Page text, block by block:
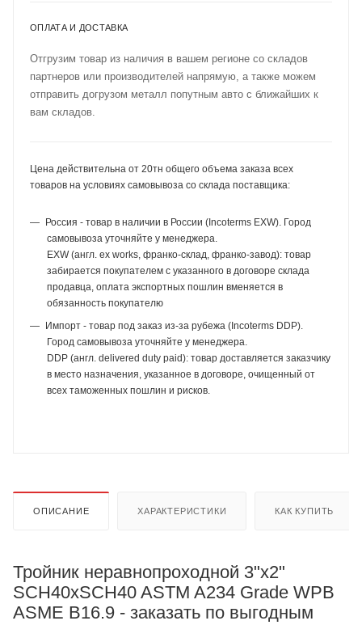
ОПЛАТА И ДОСТАВКА
Отгрузим товар из наличия в вашем регионе со складов
партнеров или производителей напрямую, а также можем
отправить догрузом металл попутным авто с ближайших к
вам складов.
Цена действительна от 20тн общего объема заказа всех
товаров на условиях самовывоза со склада поставщика:
Россия - товар в наличии в России (Incoterms EXW). Город
самовывоза уточняйте у менеджера.
EXW (англ. ex works, франко-склад, франко-завод): товар
забирается покупателем с указанного в договоре склада
продавца, оплата экспортных пошлин вменяется в
обязанность покупателю
Импорт - товар под заказ из-за рубежа (Incoterms DDP).
Город самовывоза уточняйте у менеджера.
DDP (англ. delivered duty paid): товар доставляется заказчику
в место назначения, указанное в договоре, очищенный от
всех таможенных пошлин и рисков.
ОПИСАНИЕ ХАРАКТЕРИСТИКИ КАК КУПИТЬ
Тройник неравнопроходной 3"х2"
SCH40хSCH40 ASTM A234 Grade WPB
ASME B16.9 - заказать по выгодным